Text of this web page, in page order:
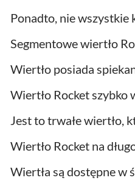
Ponadto, nie wszystkie
Segmentowe wiertło
Wiertło posiada
Wiertło Rocket szybko
Jest to trwałe wiertło,
Wiertło Rocket na
Wiertła są dostępne w